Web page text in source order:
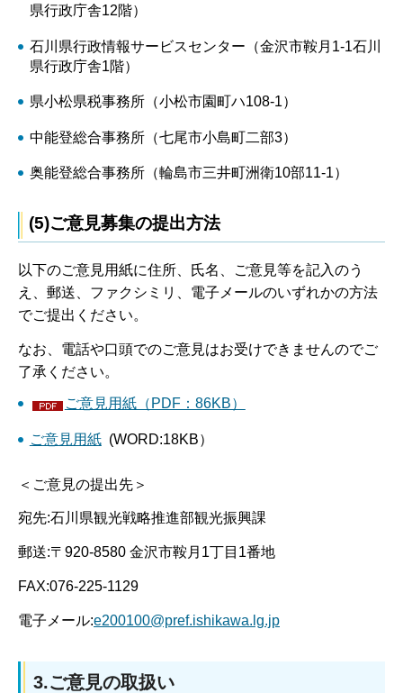
県行政庁舎12階）
石川県行政情報サービスセンター（金沢市鞍月1-1石川
県行政庁舎1階）
県小松県税事務所（小松市園町ハ108-1）
中能登総合事務所（七尾市小島町二部3）
奥能登総合事務所（輪島市三井町洲衛10部11-1）
(5)ご意見募集の提出方法
以下のご意見用紙に住所、氏名、ご意見等を記入のう
え、郵送、ファクシミリ、電子メールのいずれかの方法
でご提出ください。
なお、電話や口頭でのご意見はお受けできませんのでご
了承ください。
ご意見用紙（PDF：86KB）
ご意見用紙(WORD:18KB）
＜ご意見の提出先＞
宛先:石川県観光戦略推進部観光振興課
郵送:〒920-8580 金沢市鞍月1丁目1番地
FAX:076-225-1129
電子メール:e200100@pref.ishikawa.lg.jp
3.ご意見の取扱い